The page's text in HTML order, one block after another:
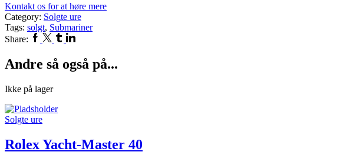
Kontakt os for at høre mere
Category: Solgte ure
Tags: solgt, Submariner
Share: Facebook
Twitter
TumblrLinkedin
Andre så også på...
Ikke på lager
Solgte ure
Rolex Yacht-Master 40